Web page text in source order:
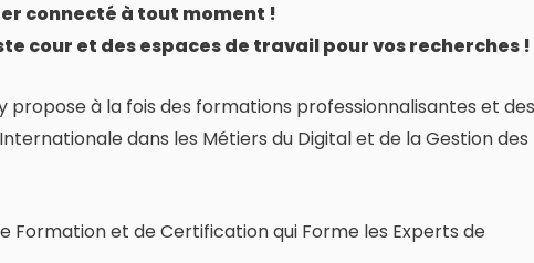
connecté à tout moment !
cour et des espaces de travail pour vos recherches !
propose à la fois des formations professionnalisantes et des
dans les Métiers du Digital et de la Gestion des
Formation et de Certification qui Forme les Experts de